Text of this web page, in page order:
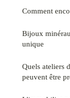
Comment
Bijoux
unique
Quels ateliers
peuvent être